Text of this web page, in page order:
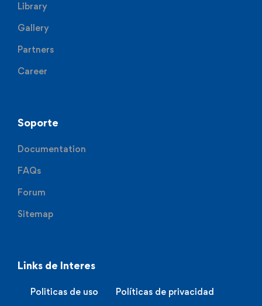
Library
Gallery
Partners
Career
Soporte
Documentation
FAQs
Forum
Sitemap
Links de Interes
Politicas de uso Políticas de privacidad